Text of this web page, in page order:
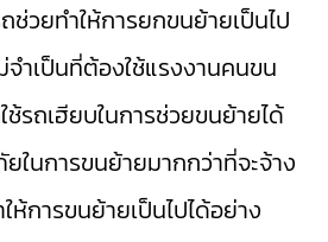
ช่วยทำให้การยกขนย้ายเป็นไป
ำเป็นที่ต้องใช้แรงงานคนขน
ช้รถเฮียบในการช่วยขนย้ายได้
นการขนย้ายมากกว่าที่จะจ้าง
ห้การขนย้ายเป็นไปได้อย่าง